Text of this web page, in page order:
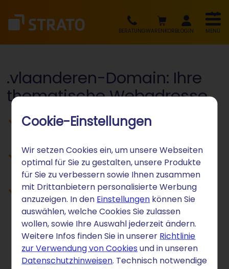
Cookie-Einstellungen
Wir setzen Cookies ein, um unsere Webseiten
optimal für Sie zu gestalten, unsere Produkte
für Sie zu verbessern sowie Ihnen zusammen
mit Drittanbietern personalisierte Werbung
anzuzeigen. In denEinstellungenkönnen Sie
auswählen, welche Cookies Sie zulassen
wollen, sowie Ihre Auswahl jederzeit ändern.
Weitere Infos finden Sie in unsererRichtlinie
zur Verwendung von Cookiesund in unseren
Datenschutzhinweisen. Technisch notwendige
BERATUNGWARENKORBLOGIN MENÜ
.vlaanderen-Domain: Ihre
thematische Webadresse
Flämische Identität und Kultur digital
Belgisch-flämische Unternehmen
positionieren
Regionale Zugehörigkeit zu Flandern
kommunizieren